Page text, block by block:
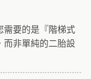
需要的是『階梯式
非單純的二胎設